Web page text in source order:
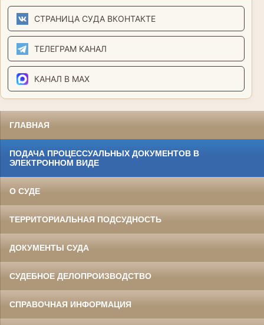
СТРАНИЦА СУДА ВКОНТАКТЕ
ТЕЛЕГРАМ КАНАЛ
КАНАЛ В MAX
ГЛАВНАЯ
ПОДАЧА ПРОЦЕССУАЛЬНЫХ ДОКУМЕНТОВ В
ЭЛЕКТРОННОМ ВИДЕ
О СУДЕ
ТЕРРИТОРИАЛЬНАЯ ПОДСУДНОСТЬ
ДОКУМЕНТЫ СУДА
СУДЕБНОЕ ДЕЛОПРОИЗВОДСТВО
СПРАВОЧНАЯ ИНФОРМАЦИЯ